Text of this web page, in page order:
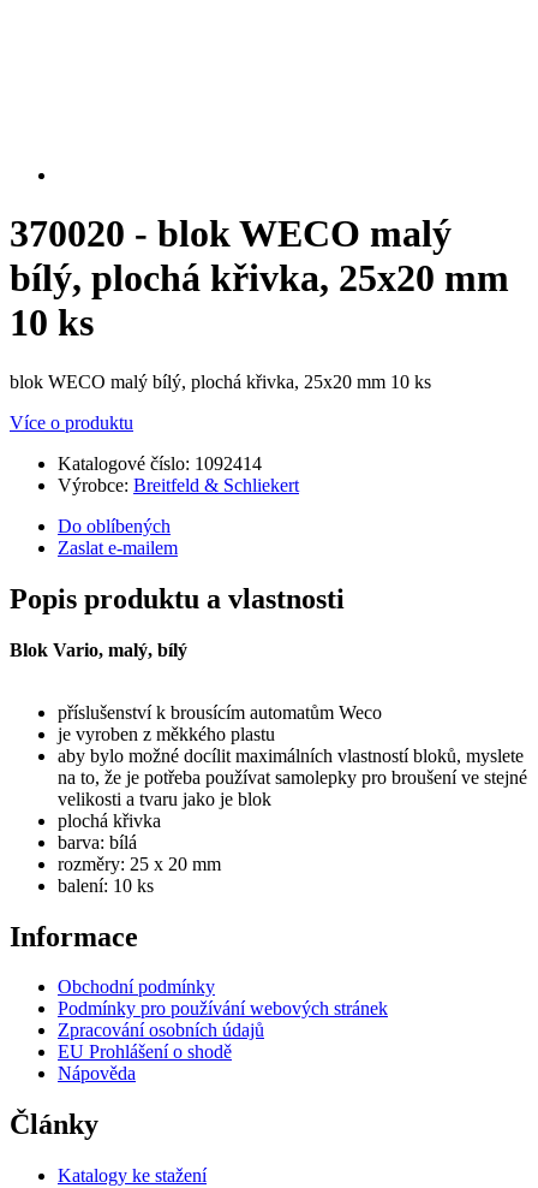
370020 - blok WECO malý
bílý, plochá křivka, 25x20 mm
10 ks
blok WECO malý bílý, plochá křivka, 25x20 mm 10 ks
Více o produktu
Katalogové číslo: 1092414
Výrobce: Breitfeld & Schliekert
Do oblíbených
Zaslat e-mailem
Popis produktu a vlastnosti
Blok Vario, malý, bílý
příslušenství k brousícím automatům Weco
je vyroben z měkkého plastu
aby bylo možné docílit maximálních vlastností bloků, myslete
na to, že je potřeba používat samolepky pro broušení ve stejné
velikosti a tvaru jako je blok
plochá křivka
barva: bílá
rozměry: 25 x 20 mm
balení: 10 ks
Informace
Obchodní podmínky
Podmínky pro používání webových stránek
Zpracování osobních údajů
EU Prohlášení o shodě
Nápověda
Články
Katalogy ke stažení